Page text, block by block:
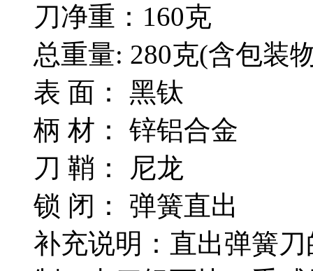
刀净重：160克
总重量: 280克(含包装
表 面： 黑钛
柄 材： 锌铝合金
刀 鞘： 尼龙
锁 闭： 弹簧直出
补充说明：直出弹簧